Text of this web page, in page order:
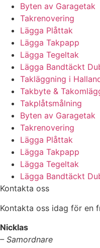
Byten av Garagetak
Takrenovering
Lägga Plåttak
Lägga Takpapp
Lägga Tegeltak
Lägga Bandtäckt
Takläggning i
Takbyte &
Takplåtsmålning
Byten av Garagetak
Takrenovering
Lägga Plåttak
Lägga Takpapp
Lägga Tegeltak
Lägga Bandtäckt
Kontakta oss
Kontakta oss idag för en
Nicklas
– Samordnare